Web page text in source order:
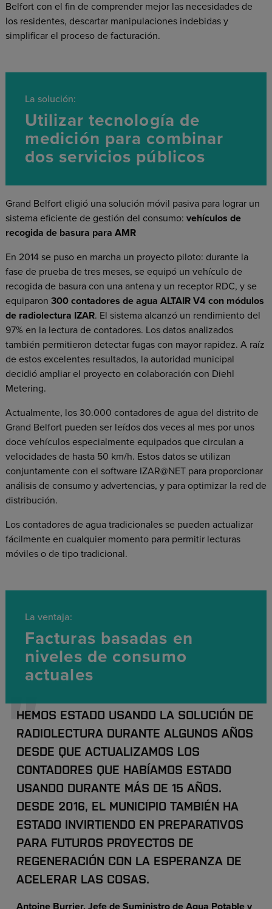
Belfort con el fin de comprender mejor las necesidades de
los residentes, descartar manipulaciones indebidas y
simplificar el proceso de facturación.
La solución:
Utilizar tecnología de
medición para combinar
dos servicios públicos
Grand Belfort eligió una solución móvil pasiva para lograr un
sistema eficiente de gestión del consumo: vehículos de
recogida de basura para AMR
En 2014 se puso en marcha un proyecto piloto: durante la
fase de prueba de tres meses, se equipó un vehículo de
recogida de basura con una antena y un receptor RDC, y se
equiparon 300 contadores de agua ALTAIR V4 con módulos
de radiolectura IZAR. El sistema alcanzó un rendimiento del
97% en la lectura de contadores. Los datos analizados
también permitieron detectar fugas con mayor rapidez. A raíz
de estos excelentes resultados, la autoridad municipal
decidió ampliar el proyecto en colaboración con Diehl
Metering.
Actualmente, los 30.000 contadores de agua del distrito de
Grand Belfort pueden ser leídos dos veces al mes por unos
doce vehículos especialmente equipados que circulan a
velocidades de hasta 50 km/h. Estos datos se utilizan
conjuntamente con el software IZAR@NET para proporcionar
análisis de consumo y advertencias, y para optimizar la red de
distribución.
Los contadores de agua tradicionales se pueden actualizar
fácilmente en cualquier momento para permitir lecturas
móviles o de tipo tradicional.
La ventaja:
Facturas basadas en
niveles de consumo
actuales
HEMOS ESTADO USANDO LA SOLUCIÓN DE
RADIOLECTURA DURANTE ALGUNOS AÑOS
DESDE QUE ACTUALIZAMOS LOS
CONTADORES QUE HABÍAMOS ESTADO
USANDO DURANTE MÁS DE 15 AÑOS.
DESDE 2016, EL MUNICIPIO TAMBIÉN HA
ESTADO INVIRTIENDO EN PREPARATIVOS
PARA FUTUROS PROYECTOS DE
REGENERACIÓN CON LA ESPERANZA DE
ACELERAR LAS COSAS.
Antoine Burrier, Jefe de Suministro de Agua Potable y